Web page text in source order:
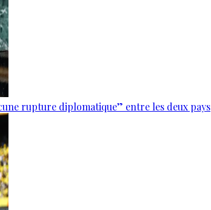
rupture diplomatique” entre les deux pays